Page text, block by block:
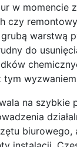
w momencie
czy
warstwą
do
na